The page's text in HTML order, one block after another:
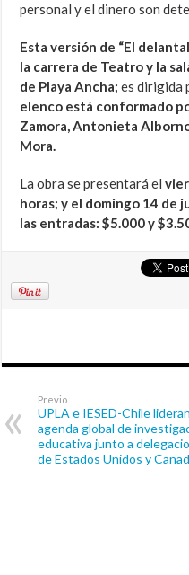
personal y el dinero son
Esta versión de “El
la carrera de Teatro y la
de Playa Ancha; es dirigida
elenco está conformado
Zamora, Antonieta
Mora.
La obra se presentará el
horas; y el domingo 14 de
las entradas: $5.000 y
Previo
UPLA e IESED-Chile lideran
agenda global de
educativa junto a
de Estados Unidos y